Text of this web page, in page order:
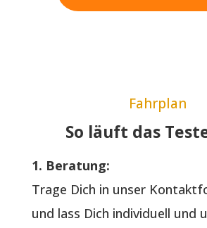
Fahrplan
So läuft das
1. Beratung:
Trage Dich in unser
und lass Dich individuell und